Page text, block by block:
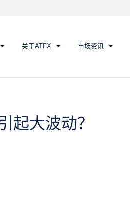
关于ATFX 市场资讯
起大波动？